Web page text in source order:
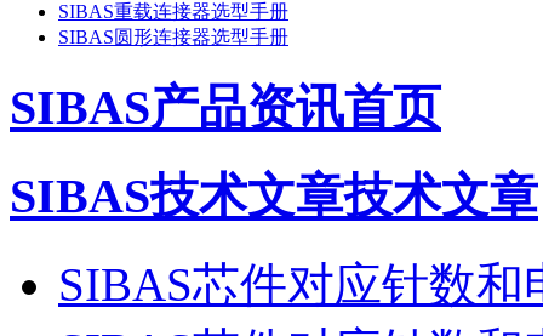
SIBAS重载连接器选型手册
SIBAS圆形连接器选型手册
SIBAS产品资讯首页
SIBAS技术文章技术文章
SIBAS芯件对应针数和